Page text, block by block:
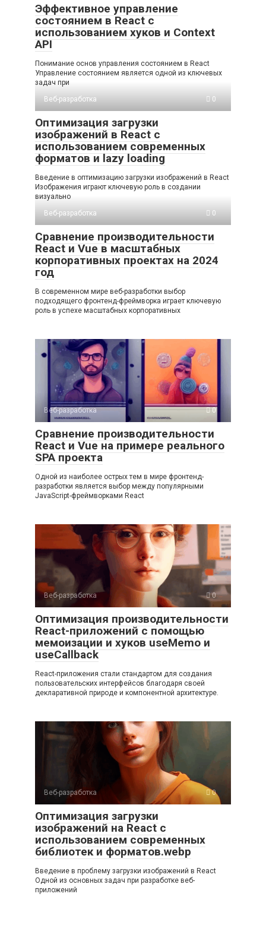
Эффективное управление
состоянием в React с
использованием хуков и Context
API
Понимание основ управления состоянием в React
Управление состоянием является одной из ключевых
задач при
Веб-разработка
0
Оптимизация загрузки
изображений в React с
использованием современных
форматов и lazy loading
Введение в оптимизацию загрузки изображений в React
Изображения играют ключевую роль в создании
визуально
Веб-разработка
0
Сравнение производительности
React и Vue в масштабных
корпоративных проектах на 2024
год
В современном мире веб-разработки выбор
подходящего фронтенд-фреймворка играет ключевую
роль в успехе масштабных корпоративных
Веб-разработка 0
Сравнение производительности
React и Vue на примере реального
SPA проекта
Одной из наиболее острых тем в мире фронтенд-
разработки является выбор между популярными
JavaScript-фреймворками React
Веб-разработка 0
Оптимизация производительности
React-приложений с помощью
мемоизации и хуков useMemo и
useCallback
React-приложения стали стандартом для создания
пользовательских интерфейсов благодаря своей
декларативной природе и компонентной архитектуре.
Веб-разработка 0
Оптимизация загрузки
изображений на React с
использованием современных
библиотек и форматов.webp
Введение в проблему загрузки изображений в React
Одной из основных задач при разработке веб-
приложений